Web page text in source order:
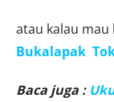
atau kalau mau
Bukalapak
Baca juga :